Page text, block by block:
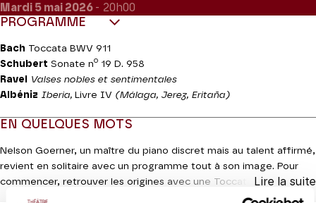
Mardi 5 mai 2026 - 20h00
PROGRAMME
Bach Toccata BWV 911
Schubert Sonate no 19 D. 958
Ravel
Valses nobles et sentimentales
Albéniz Iberia, Livre IV (Málaga, Jerez, Eritaña)
EN QUELQUES MOTS
Nelson Goerner, un maître du piano discret mais au talent affirmé,
revient en solitaire avec un programme tout à son image. Pour
commencer, retrouver les origines avec une Toccata de Bach puis
la grandiose Sonate n° 19 de Schubert avant les valses de Ravel,
Lire la suite